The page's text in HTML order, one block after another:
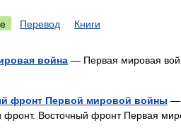
Перевод Книги
война — Первая мировая
фронт Первой мировой войны —
фронт. Восточный фронт Первая